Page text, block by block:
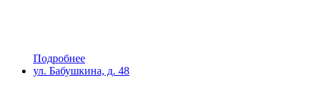
Подробнее
ул. Бабушкина, д. 48